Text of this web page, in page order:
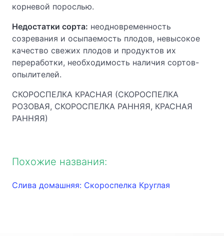
корневой порослью.
Недостатки сорта: неодновременность
созревания и осыпаемость плодов, невысокое
качество свежих плодов и продуктов их
переработки, необходимость наличия сортов-
опылителей.
СКОРОСПЕЛКА КРАСНАЯ (СКОРОСПЕЛКА
РОЗОВАЯ, СКОРОСПЕЛКА РАННЯЯ, КРАСНАЯ
РАННЯЯ)
Похожие названия:
Слива домашняя: Скороспелка Круглая